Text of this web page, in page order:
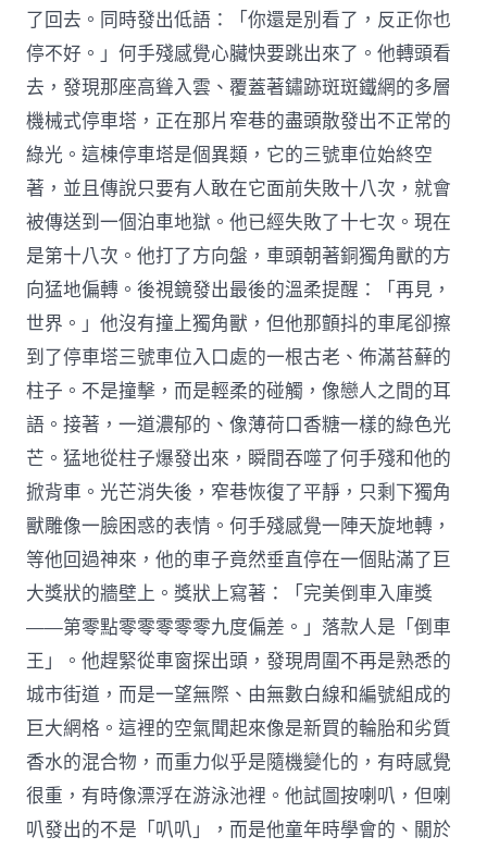
了回去。同時發出低語：「你還是別看了，反正你也
停不好。」何手殘感覺心臟快要跳出來了。他轉頭看
去，發現那座高聳入雲、覆蓋著鏽跡斑斑鐵網的多層
機械式停車塔，正在那片窄巷的盡頭散發出不正常的
綠光。這棟停車塔是個異類，它的三號車位始終空
著，並且傳說只要有人敢在它面前失敗十八次，就會
被傳送到一個泊車地獄。他已經失敗了十七次。現在
是第十八次。他打了方向盤，車頭朝著銅獨角獸的方
向猛地偏轉。後視鏡發出最後的溫柔提醒：「再見，
世界。」他沒有撞上獨角獸，但他那顫抖的車尾卻擦
到了停車塔三號車位入口處的一根古老、佈滿苔蘚的
柱子。不是撞擊，而是輕柔的碰觸，像戀人之間的耳
語。接著，一道濃郁的、像薄荷口香糖一樣的綠色光
芒。猛地從柱子爆發出來，瞬間吞噬了何手殘和他的
掀背車。光芒消失後，窄巷恢復了平靜，只剩下獨角
獸雕像一臉困惑的表情。何手殘感覺一陣天旋地轉，
等他回過神來，他的車子竟然垂直停在一個貼滿了巨
大獎狀的牆壁上。獎狀上寫著：「完美倒車入庫獎
——第零點零零零零零九度偏差。」落款人是「倒車
王」。他趕緊從車窗探出頭，發現周圍不再是熟悉的
城市街道，而是一望無際、由無數白線和編號組成的
巨大網格。這裡的空氣聞起來像是新買的輪胎和劣質
香水的混合物，而重力似乎是隨機變化的，有時感覺
很重，有時像漂浮在游泳池裡。他試圖按喇叭，但喇
叭發出的不是「叭叭」，而是他童年時學會的、關於